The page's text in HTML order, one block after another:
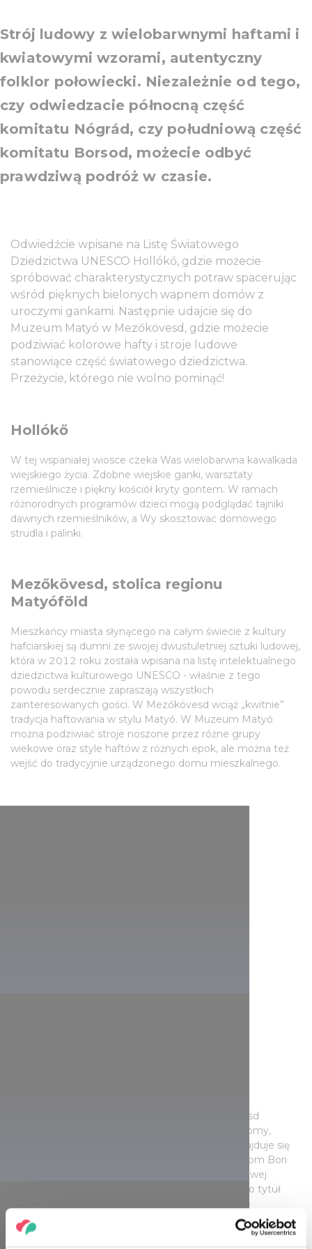
Strój ludowy z wielobarwnymi haftami i
kwiatowymi wzorami, autentyczny
folklor połowiecki. Niezależnie od tego,
czy odwiedzacie północną część
komitatu Nógrád, czy południową część
komitatu Borsod, możecie odbyć
prawdziwą podróż w czasie.
Odwiedźcie wpisane na Listę Światowego
Dziedzictwa UNESCO Hollókő, gdzie możecie
spróbować charakterystycznych potraw spacerując
wśród pięknych bielonych wapnem domów z
uroczymi gankami. Następnie udajcie się do
Muzeum Matyó w Mezőkövesd, gdzie możecie
podziwiać kolorowe hafty i stroje ludowe
stanowiące część światowego dziedzictwa.
Przeżycie, którego nie wolno pominąć!
Hollókő
W tej wspaniałej wiosce czeka Was wielobarwna kawalkada
wiejskiego życia. Zdobne wiejskie ganki, warsztaty
rzemieślnicze i piękny kościół kryty gontem. W ramach
różnorodnych programów dzieci mogą podglądać tajniki
dawnych rzemieślników, a Wy skosztować domowego
strudla i palinki.
Mezőkövesd, stolica regionu
Matyóföld
Mieszkańcy miasta słynącego na całym świecie z kultury
hafciarskiej są dumni ze swojej dwustuletniej sztuki ludowej,
która w 2012 roku została wpisana na listę intelektualnego
dziedzictwa kulturowego UNESCO - właśnie z tego
powodu serdecznie zapraszają wszystkich
zainteresowanych gości. W Mezőkövesd wciąż „kwitnie”
tradycja haftowania w stylu Matyó. W Muzeum Matyó
można podziwiać stroje noszone przez różne grupy
wiekowe oraz style haftów z różnych epok, ale można też
wejść do tradycyjnie urządzonego domu mieszkalnego.
Włączamy wehikuł czasu, bo ta część Mezőkövesd
przypomina skansen: bielone wapnem wiejskie domy,
wąskie, kręte uliczki, dachy kryte trzciną. Tutaj znajduje się
również przekształcony w dom pamięci, dawny dom Bori
(Barbary) Kisjankó, najbardziej znanej artystki ludowej
Matyó, hafciarki i autorki wzorów, której przyznano tytuł
Mistrzyni Sztuki Ludowej. Schludna chata, wiernie
zachowująca cechy architektury ludowej, została
zbudowana około 1850 roku i zawiera m.in. wyjątkowe